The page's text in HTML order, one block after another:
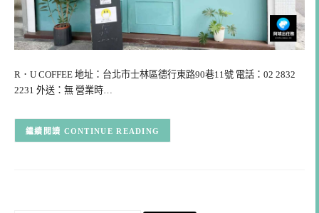
R．U COFFEE 地址：台北市士林區德行東路90巷11號 電話：02 2832
2231 外送：無 營業時…
CONTINUE READING